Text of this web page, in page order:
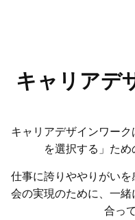
キャリアデ
キャリアデザインワー
を選択する」ため
仕事に誇りややりがい
会の実現のために、一
合っ